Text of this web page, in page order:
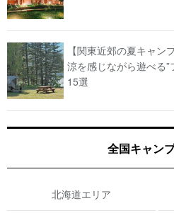
【関東近郊の夏キャン
涼を感じながら遊べる
15選
全国キャン
北海道エリア